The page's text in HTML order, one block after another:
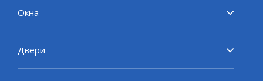
АКЦИИ
КОНТАКТЫ
Окна
Двери